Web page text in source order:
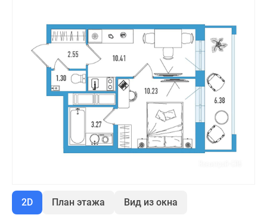
2D План этажа Вид из окна